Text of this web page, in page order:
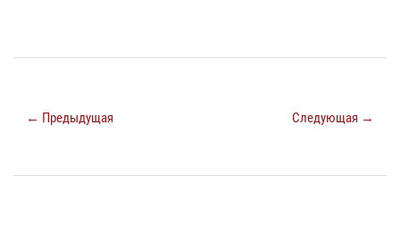
← Предыдущая Следующая →